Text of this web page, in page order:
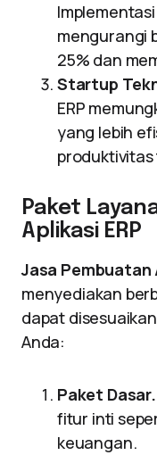
mengurangi
25% dan
Startup
ERP
yang lebih
produktivitas
Paket
Aplikasi ERP
Jasa Pembuatan
menyediakan
dapat
Anda:
Paket Dasar.
fitur inti
keuangan.